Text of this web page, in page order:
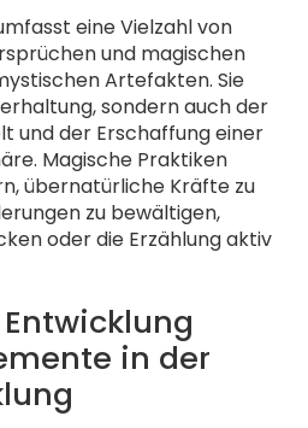
eine Vielzahl von
und magischen
Artefakten. Sie
sondern auch der
und der Erschaffung einer
Magische Praktiken
übernatürliche Kräfte zu
zu bewältigen,
oder die Erzählung aktiv
in der